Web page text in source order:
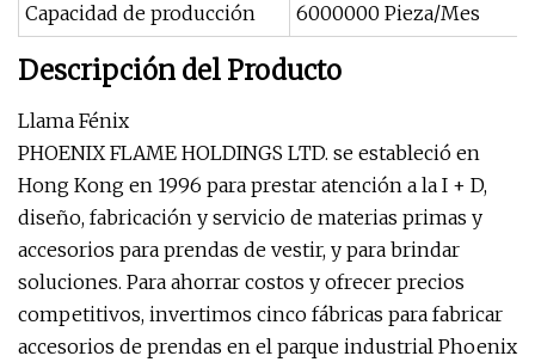
Capacidad de producción
6000000 Pieza/Mes
Descripción del Producto
Llama Fénix
PHOENIX FLAME HOLDINGS LTD. se estableció en
Hong Kong en 1996 para prestar atención a la I + D,
diseño, fabricación y servicio de materias primas y
accesorios para prendas de vestir, y para brindar
soluciones. Para ahorrar costos y ofrecer precios
competitivos, invertimos cinco fábricas para fabricar
accesorios de prendas en el parque industrial Phoenix